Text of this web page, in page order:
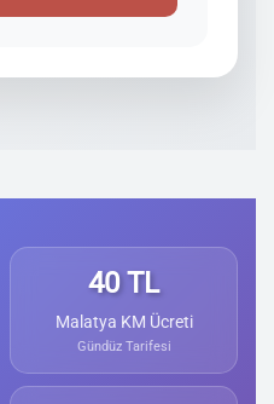
40 TL
Malatya KM Ücreti
Gündüz Tarifesi